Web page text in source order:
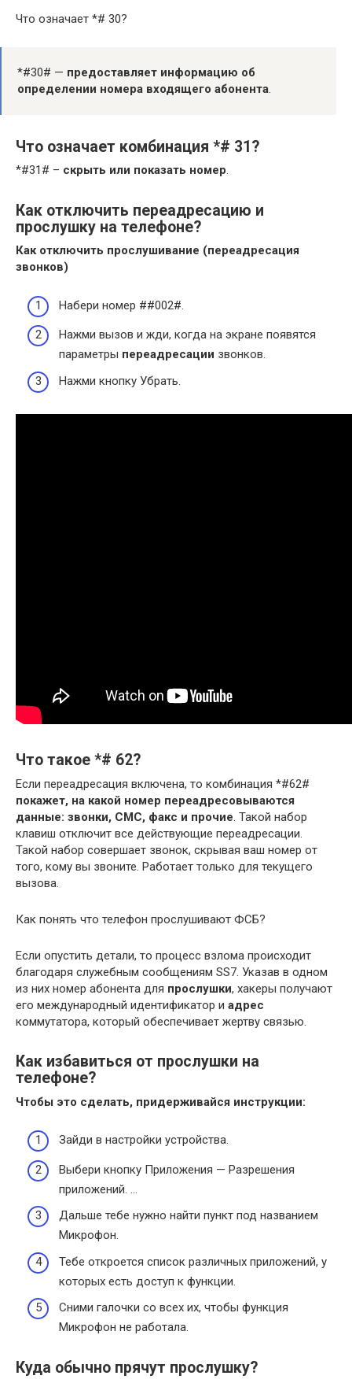
Что означает *# 30?
*#30# — предоставляет информацию об
определении номера входящего абонента.
Что означает комбинация *# 31?
*#31# – скрыть или показать номер.
Как отключить переадресацию и
прослушку на телефоне?
Как отключить прослушивание (переадресация
звонков)
Набери номер ##002#.
Нажми вызов и жди, когда на экране появятся
параметры переадресации звонков.
Нажми кнопку Убрать.
Что такое *# 62?
Если переадресация включена, то комбинация *#62#
покажет, на какой номер переадресовываются
данные: звонки, СМС, факс и прочие. Такой набор
клавиш отключит все действующие переадресации.
Такой набор совершает звонок, скрывая ваш номер от
того, кому вы звоните. Работает только для текущего
вызова.
Как понять что телефон прослушивают ФСБ?
Если опустить детали, то процесс взлома происходит
благодаря служебным сообщениям SS7. Указав в одном
из них номер абонента для прослушки, хакеры получают
его международный идентификатор и адрес
коммутатора, который обеспечивает жертву связью.
Как избавиться от прослушки на
телефоне?
Чтобы это сделать, придерживайся инструкции:
Зайди в настройки устройства.
Выбери кнопку Приложения — Разрешения
приложений. …
Дальше тебе нужно найти пункт под названием
Микрофон.
Тебе откроется список различных приложений, у
которых есть доступ к функции.
Сними галочки со всех их, чтобы функция
Микрофон не работала.
Куда обычно прячут прослушку?